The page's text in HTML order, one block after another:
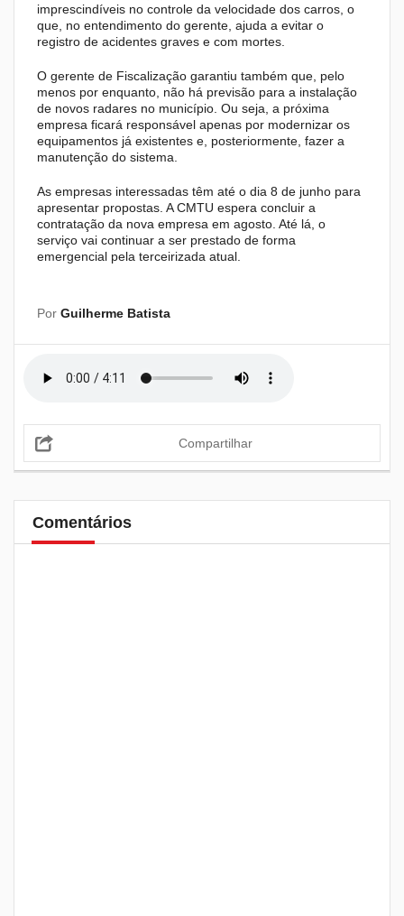
imprescindíveis no controle da velocidade dos carros, o
que, no entendimento do gerente, ajuda a evitar o
registro de acidentes graves e com mortes.
O gerente de Fiscalização garantiu também que, pelo
menos por enquanto, não há previsão para a instalação
de novos radares no município. Ou seja, a próxima
empresa ficará responsável apenas por modernizar os
equipamentos já existentes e, posteriormente, fazer a
manutenção do sistema.
As empresas interessadas têm até o dia 8 de junho para
apresentar propostas. A CMTU espera concluir a
contratação da nova empresa em agosto. Até lá, o
serviço vai continuar a ser prestado de forma
emergencial pela terceirizada atual.
Por Guilherme Batista
Compartilhar
Comentários